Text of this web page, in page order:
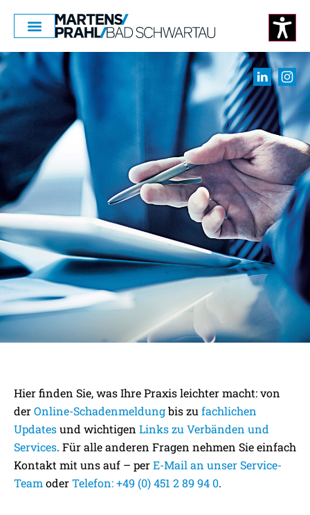
UNSER SERVICE FÜR SIE:
PRAKTISCHE HILFE, WICHTIGE
INFORMATIONEN
Hier finden Sie, was Ihre Praxis leichter macht: von
derOnline-Schadenmeldungbis zu fachlichen
Updatesund wichtigen Links zu Verbänden und
Services. Für alle anderen Fragen nehmen Sie einfach
Kontakt mit uns auf – perE-Mail an unser Service-
Team oderTelefon: +49 (0) 451 2 89 94 0.